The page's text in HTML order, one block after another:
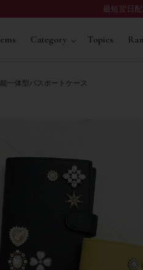
最短翌日
Category Topics
一体型パスポートケース